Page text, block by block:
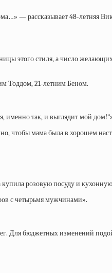
— рассказывает 48-летняя
этого стиля, а число
Тоддом, 21-летним Беном.
так, и выглядит мой
чтобы мама была в хорошем
розовую посуду и кухонную
с четырьмя мужчинами».
Для бюджетных изменений